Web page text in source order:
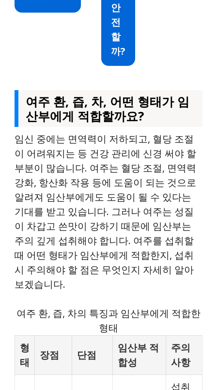
안
전
할
까?
여주 환, 즙, 차, 어떤 형태가 임
산부에게 적합할까요?
임신 중에는 면역력이 저하되고, 혈당 조절
이 어려워지는 등 건강 관리에 신경 써야 할
부분이 많습니다. 여주는 혈당 조절, 면역력
강화, 항산화 작용 등에 도움이 되는 것으로
알려져 임산부에게도 도움이 될 수 있다는
기대를 받고 있습니다. 그러나 여주는 성질
이 차갑고 쓴맛이 강하기 때문에 임산부는
주의 깊게 섭취해야 합니다. 여주를 섭취할
때 어떤 형태가 임산부에게 적합한지, 섭취
시 주의해야 할 점은 무엇인지 자세히 알아
보겠습니다.
여주 환, 즙, 차의 특징과 임산부에게 적합한
형태
형
태
장점 단점
임산부 적
합성
주의
사항
섭취